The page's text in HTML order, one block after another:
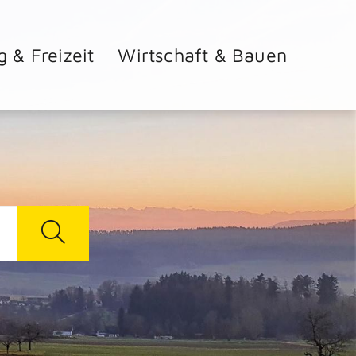
& Freizeit Wirtschaft & Bauen